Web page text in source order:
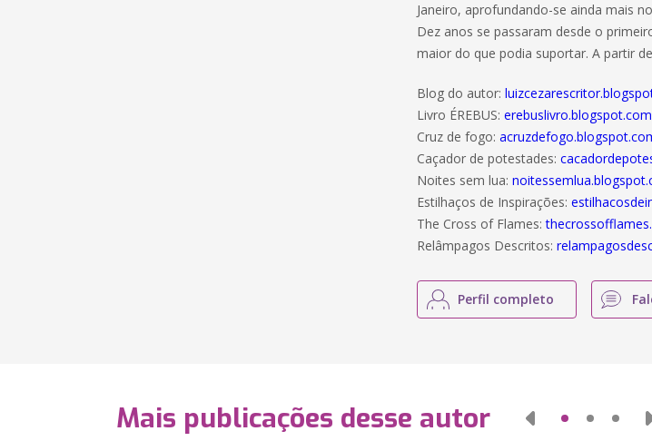
Janeiro, aprofundando-se ainda mais
Dez anos se passaram desde o
maior do que podia suportar. A partir
Blog do autor:
Livro ÉREBUS:
Cruz de fogo:
Caçador de potestades:
Noites sem lua:
Estilhaços de Inspirações:
The Cross of Flames:
Relâmpagos Descritos:
Perfil completo
Mais publicações desse autor